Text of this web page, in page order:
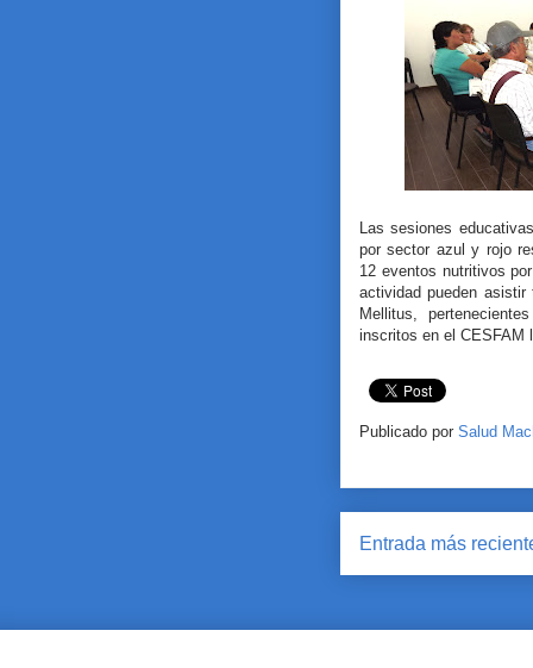
Las sesiones
por sector azul y rojo
12 eventos nutritivos
actividad pueden asistir
Mellitus,
inscritos en el CESFAM
Publicado por Salud
Entrada más